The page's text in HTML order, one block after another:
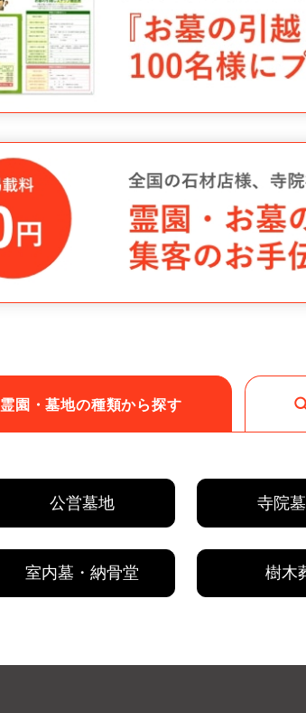
霊園・墓地の種類から探す
公営墓地 寺院
室内墓・納骨堂 樹木